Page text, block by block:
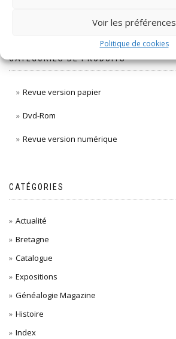
Voir les préférences
Politique de cookies
CATÉGORIES DE PRODUITS
Revue version papier
Dvd-Rom
Revue version numérique
CATÉGORIES
Actualité
Bretagne
Catalogue
Expositions
Généalogie Magazine
Histoire
Index